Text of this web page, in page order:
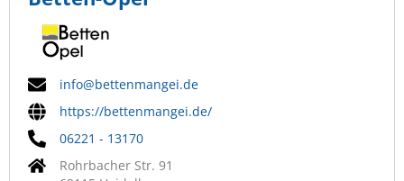
info@bettenmangei.de
https://bettenmangei.de/
06221 - 13170
Rohrbacher Str. 91